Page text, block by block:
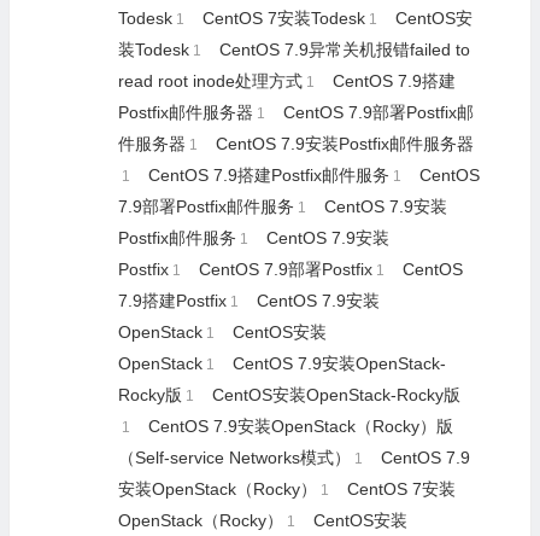
Todesk 1 CentOS 7安装Todesk 1
CentOS安
装Todesk 1
CentOS 7.9异常关机报错failed to
read root inode处理方式 1
CentOS 7.9搭建
Postfix邮件服务器 1
CentOS 7.9部署Postfix邮
件服务器 1 CentOS 7.9安装Postfix邮件服务器
1 CentOS 7.9搭建Postfix邮件服务 1
CentOS
7.9部署Postfix邮件服务 1
CentOS 7.9安装
Postfix邮件服务 1
CentOS 7.9安装
Postfix 1 CentOS 7.9部署Postfix 1
CentOS
7.9搭建Postfix 1
CentOS 7.9安装
OpenStack 1
CentOS安装
OpenStack 1
CentOS 7.9安装OpenStack-
Rocky版 1 CentOS安装OpenStack-Rocky版
1
CentOS 7.9安装OpenStack（Rocky）版
（Self-service Networks模式）
1
CentOS 7.9
安装OpenStack（Rocky）
1
CentOS 7安装
OpenStack（Rocky）
1
CentOS安装